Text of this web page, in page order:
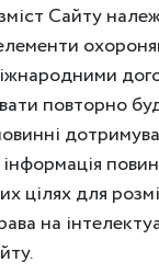
Сайту
повторно
цілях для
на